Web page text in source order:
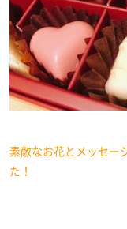
素敵なお花とメッセー
た！